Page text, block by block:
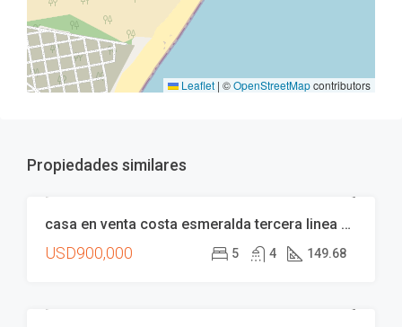
Leaflet | ©OpenStreetMapcontributors
Propiedades similares
VENTAcasa en venta costa esmeralda tercera linea de mar
USD900,000 5 4 149.68